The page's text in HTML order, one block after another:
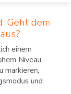
Geht dem
einem
Niveau.
markieren,
und